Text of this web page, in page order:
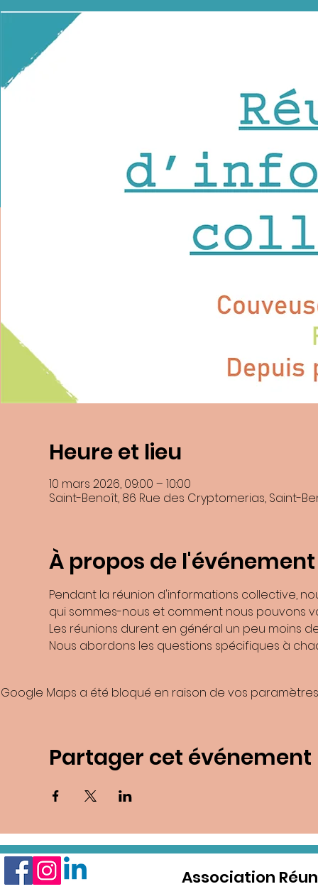
En soumettant ce formulaire, j’accepte que les informations saisies
recontacter, et
Les données collectées seront
Pour exercer ces droits ou pour toute question sur le traitement de
Heure et lieu
10 mars 2026, 09:00 – 10:00
Saint-Benoît, 86 Rue des Cryptomerias, Saint-
À propos de l'événement
Pendant la réunion d'informations collective,
qui sommes-nous et comment nous pouvons
Les réunions durent en général un peu moins
Nous abordons les questions spécifiques à
Google Maps a été bloqué en raison de vos
Partager cet événement
Association